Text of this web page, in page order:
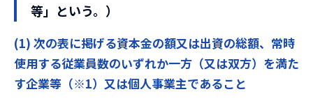
等」という。）
(1) 次の表に掲げる資本金の額又は出資の総額、常時
使用する従業員数のいずれか一方（又は双方）を満た
す企業等（※1）又は個人事業主であること